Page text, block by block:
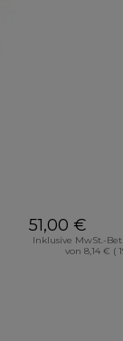
51,00 €
Inklusive MwSt.-
von 8,14 € (